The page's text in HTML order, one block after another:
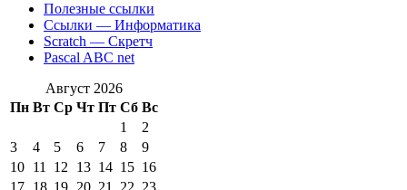
Полезные ссылки
Ссылки — Информатика
Scratch — Скретч
Pascal ABC net
Август 2026
Пн Вт Ср Чт Пт Сб Вс
1
2
3
4 5 6 7 8
9
10 11 12 13 14 15 16